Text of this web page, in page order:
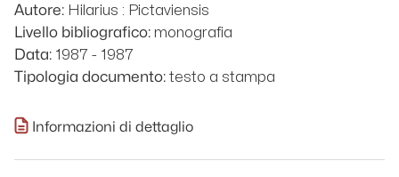
Autore: Hilarius : Pictaviensis
Livello bibliografico: monografia
Data: 1987 - 1987
Tipologia documento: testo a stampa
Informazioni di dettaglio